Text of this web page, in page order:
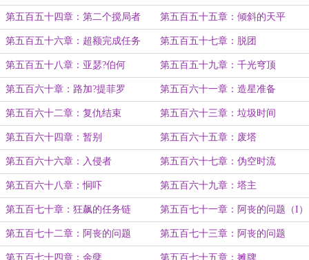
第五百五十四章：第二个搅局者 第五百五十五章：倾斜的天平
第五百五十六章：超额完成任务 第五百五十七章：脱团
第五百五十八章：亚瑟?伯何 第五百五十九章：千光穹顶
第五百六十章：路加?提菲罗 第五百六十一章：造星准备
第五百六十二章：复仇结束 第五百六十三章：垃圾时间
第五百六十四章：暂别 第五百六十五章：废塔
第五百六十六章：入侵者 第五百六十七章：伪空时流
第五百六十八章：恫吓 第五百六十九章：塔主
第五百七十章：狂飙的任务链 第五百七十一章：阿丧的问题（I）
第五百七十二章：阿丧的问题
（II）
第五百七十三章：阿丧的问题
（III）
第五百七十四章：余孽 第五百七十五章：摊牌